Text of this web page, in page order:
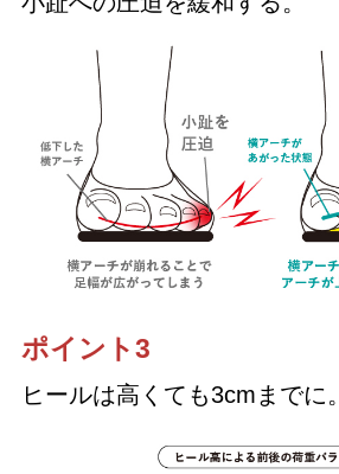
ポイント3
ヒールは高くても3cmまでに。